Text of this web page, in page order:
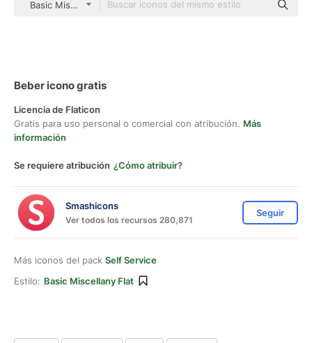
Basic Miscellany Flat
Beber icono gratis
Licencia de Flaticon
Gratis para uso personal o comercial con atribución. Más
información
Se requiere atribución ¿Cómo atribuir?
Smashicons
Ver todos los recursos 280,871
Seguir
Más iconos del pack Self Service
Estilo: Basic Miscellany Flat